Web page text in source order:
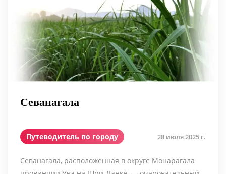
Севанагала
Путеводитель по городу 28 июля 2025 г.
Севанагала, расположенная в округе Монарагала